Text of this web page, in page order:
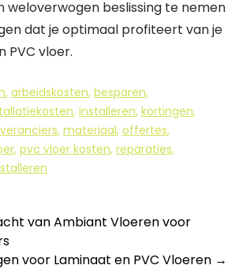
weloverwogen beslissing te nemen
dat je optimaal profiteert van je
PVC vloer.
, arbeidskosten, besparen,
, installeren, kortingen,
, materiaal, offertes,
, pvc vloer kosten, reparaties,
van Ambiant Vloeren voor
voor Laminaat en PVC Vloeren →